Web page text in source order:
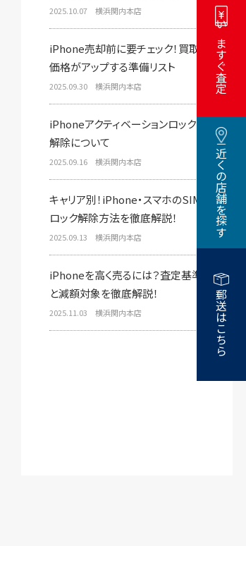
いますぐ査定
近くの店舗を探す
郵送はこちら
2025.10.07 横浜関内本店
iPhone売却前に要チェック！買取
価格がアップする準備リスト
2025.09.30 横浜関内本店
iPhoneアクティベーションロック
解除について
2025.09.16 横浜関内本店
キャリア別！iPhone・スマホのSIM
ロック解除方法を徹底解説！
2025.09.13 横浜関内本店
iPhoneを高く売るには？査定基準
と減額対象を徹底解説！
2025.11.03 横浜関内本店